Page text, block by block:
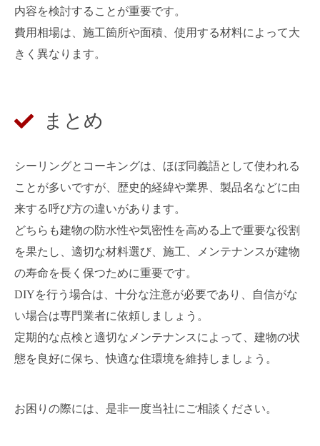
内容を検討することが重要です。
費用相場は、施工箇所や面積、使用する材料によって大
きく異なります。
まとめ
シーリングとコーキングは、ほぼ同義語として使われる
ことが多いですが、歴史的経緯や業界、製品名などに由
来する呼び方の違いがあります。
どちらも建物の防水性や気密性を高める上で重要な役割
を果たし、適切な材料選び、施工、メンテナンスが建物
の寿命を長く保つために重要です。
DIYを行う場合は、十分な注意が必要であり、自信がな
い場合は専門業者に依頼しましょう。
定期的な点検と適切なメンテナンスによって、建物の状
態を良好に保ち、快適な住環境を維持しましょう。
お困りの際には、是非一度当社にご相談ください。